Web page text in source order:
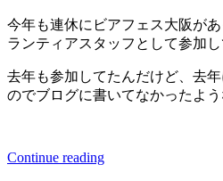
今年も連休にビアフェス大阪が
ランティアスタッフとして参加し
去年も参加してたんだけど、去
のでブログに書いてなかったよ
Continue reading